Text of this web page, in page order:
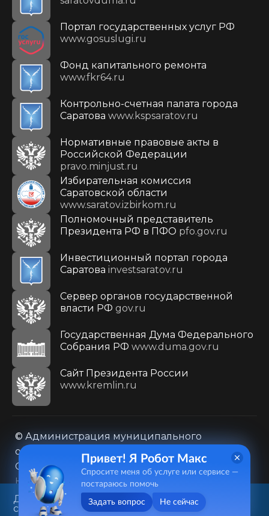
Портал государственных услуг РФ
www.gosuslugi.ru
Фонд капитального ремонта
www.fkr64.ru
Контрольно-счетная палата города
Саратова www.kspsaratov.ru
Нормативные правовые акты в
Российской Федерации
pravo.minjust.ru
Избирательная комиссия
Саратовской области
www.saratov.izbirkom.ru
Полномочный представитель
Президента РФ в ПФО pfo.gov.ru
Инвестиционный портал города
Саратова investsaratov.ru
Сервер органов государственной
власти РФ gov.ru
Государственная Дума Федерального
Собрания РФ www.duma.gov.ru
Cайт Президента России
www.kremlin.ru
© Администрация муниципального
образования городского округа «Город
Саратов»
Контакты
Карта сайта
Политика в отношении обработки
персональных данных
Данный веб-сайт использует
cookie-файлы в целях
Привет! Я Робот Макс
Спросите меня об услуге или сервисе —
постараюсь помочь
Задать вопрос Не сейчас